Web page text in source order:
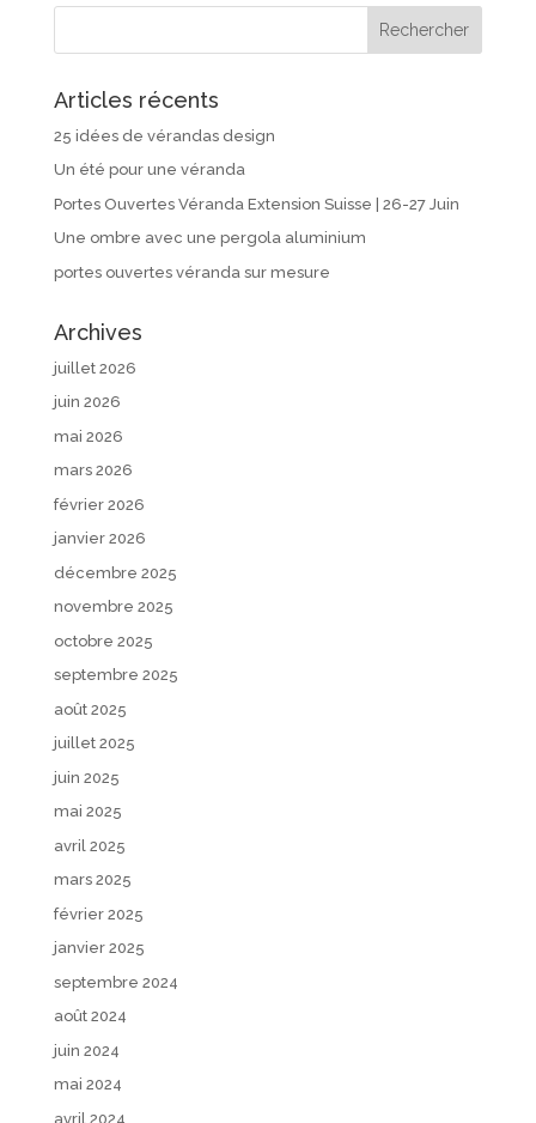
Articles récents
25 idées de vérandas design
Un été pour une véranda
Portes Ouvertes Véranda Extension Suisse | 26-27 Juin
Une ombre avec une pergola aluminium
portes ouvertes véranda sur mesure
Archives
juillet 2026
juin 2026
mai 2026
mars 2026
février 2026
janvier 2026
décembre 2025
novembre 2025
octobre 2025
septembre 2025
août 2025
juillet 2025
juin 2025
mai 2025
avril 2025
mars 2025
février 2025
janvier 2025
septembre 2024
août 2024
juin 2024
mai 2024
avril 2024